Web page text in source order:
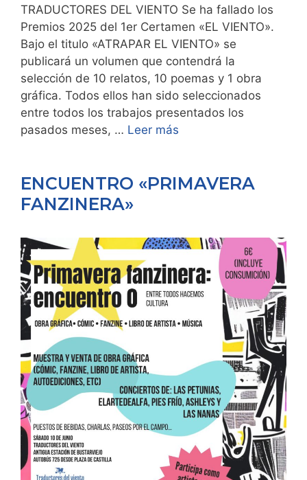
TRADUCTORES DEL VIENTO Se ha fallado los
Premios 2025 del 1er Certamen «EL VIENTO».
Bajo el titulo «ATRAPAR EL VIENTO» se
publicará un volumen que contendrá la
selección de 10 relatos, 10 poemas y 1 obra
gráfica. Todos ellos han sido seleccionados
entre todos los trabajos presentados los
pasados meses, … Leer más
ENCUENTRO «PRIMAVERA
FANZINERA»